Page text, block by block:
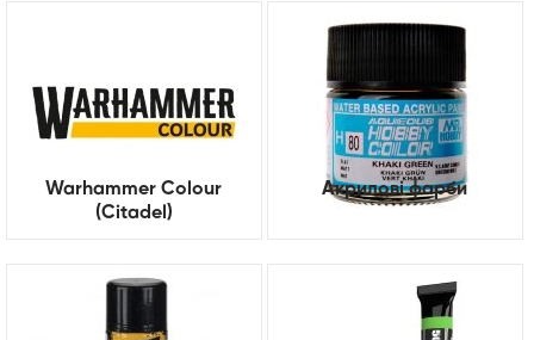
Warhammer Colour
(Citadel)
Акрилові фарби